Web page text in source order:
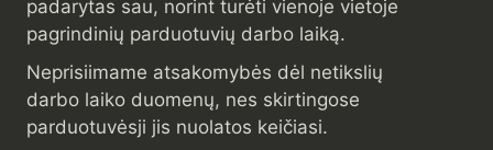
padarytas sau, norint turėti vienoje vietoje
pagrindinių parduotuvių darbo laiką.
Neprisiimame atsakomybės dėl netikslių
darbo laiko duomenų, nes skirtingose
parduotuvėsji jis nuolatos keičiasi.